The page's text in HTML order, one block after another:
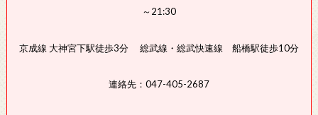
～21:30
京成線 大神宮下駅徒歩3分 総武線・総武快速線 船橋駅徒歩10分
連絡先：047-405-2687